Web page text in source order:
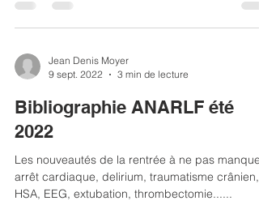
Jean Denis Moyer
9 sept. 2022
Bibliographie ANARLF été
2022